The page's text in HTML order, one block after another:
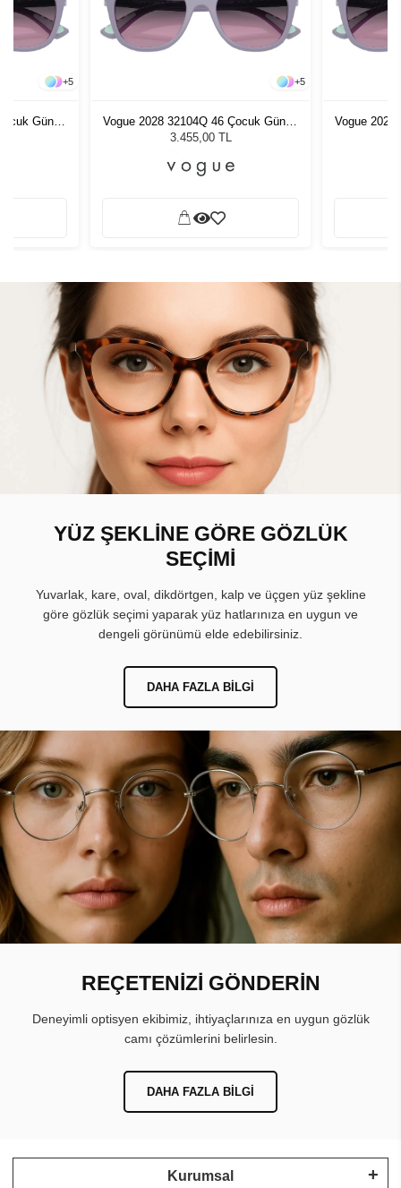
+5
Güneş
+5
Vogue 2028 32104Q 46 Çocuk Güneş
Gözlüğü
3.455,00 TL
Vogue 2028
YÜZ ŞEKLİNE GÖRE GÖZLÜK
SEÇİMİ
Yuvarlak, kare, oval, dikdörtgen, kalp ve üçgen yüz şekline
göre gözlük seçimi yaparak yüz hatlarınıza en uygun ve
dengeli görünümü elde edebilirsiniz.
DAHA FAZLA BILGI
REÇETENİZİ GÖNDERİN
Deneyimli optisyen ekibimiz, ihtiyaçlarınıza en uygun gözlük
camı çözümlerini belirlesin.
DAHA FAZLA BILGI
Kurumsal